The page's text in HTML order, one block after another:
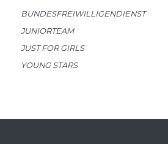
BUNDESFREIWILLIGENDIENST
JUNIORTEAM
JUST FOR GIRLS
YOUNG STARS